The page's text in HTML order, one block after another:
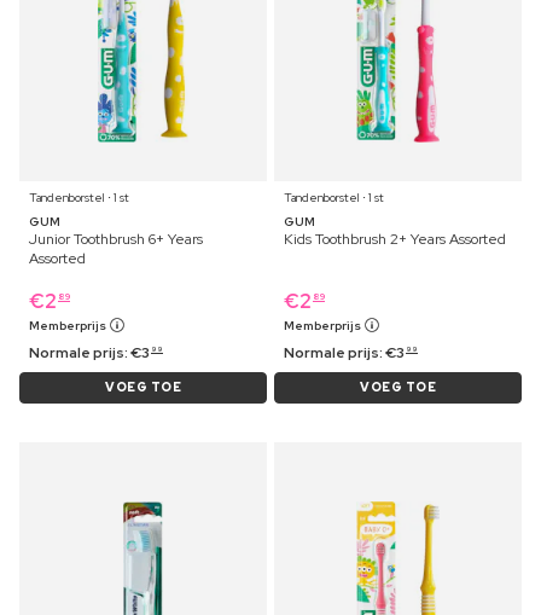
Tandenborstel ⋅ 1 st
GUM
Junior Toothbrush 6+ Years
Assorted
€2 89
Memberprijs
Normale prijs:€3 99
VOEG TOE
Tandenborstel ⋅ 1 st
GUM
Kids Toothbrush 2+ Years Assorted
€2 89
Memberprijs
Normale prijs:€3 99
VOEG TOE